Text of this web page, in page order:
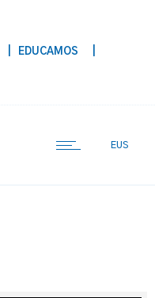
| EDUCAMOS
EUS